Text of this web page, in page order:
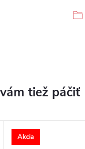
Akcia